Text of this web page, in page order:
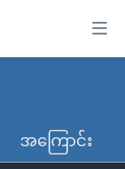
အကြောင်း